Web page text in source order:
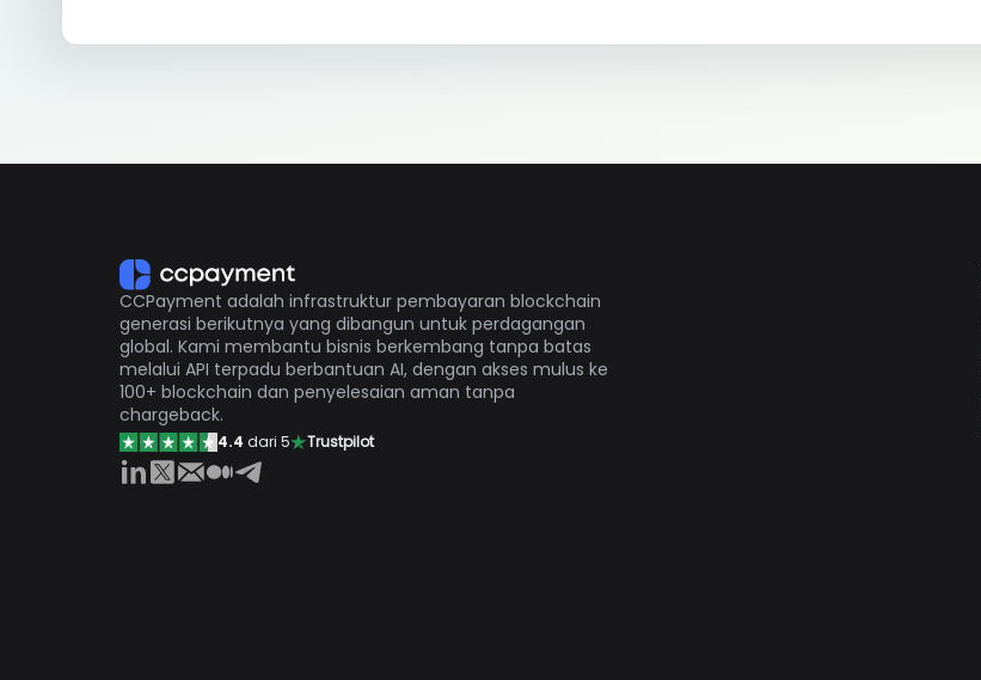
CCPayment adalah infrastruktur pembayaran blockchain
generasi berikutnya yang dibangun untuk perdagangan
global. Kami membantu bisnis berkembang tanpa batas
melalui API terpadu berbantuan AI, dengan akses mulus ke
100+ blockchain dan penyelesaian aman tanpa
chargeback.
4.4 dari 5 Trustpilot